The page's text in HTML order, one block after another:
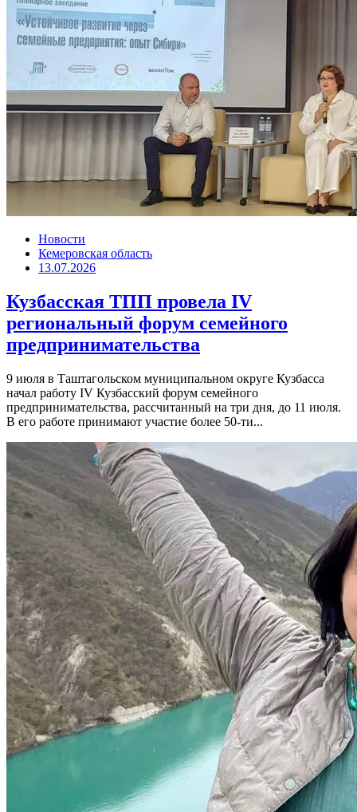
Новости
Кемеровская область
13.07.2026
Кузбасская ТПП провела IV
региональный форум семейного
предпринимательства
9 июля в Таштагольском муниципальном округе Кузбасса
начал работу IV Кузбасский форум семейного
предпринимательства, рассчитанный на три дня, до 11 июля.
В его работе принимают участие более 50-ти...